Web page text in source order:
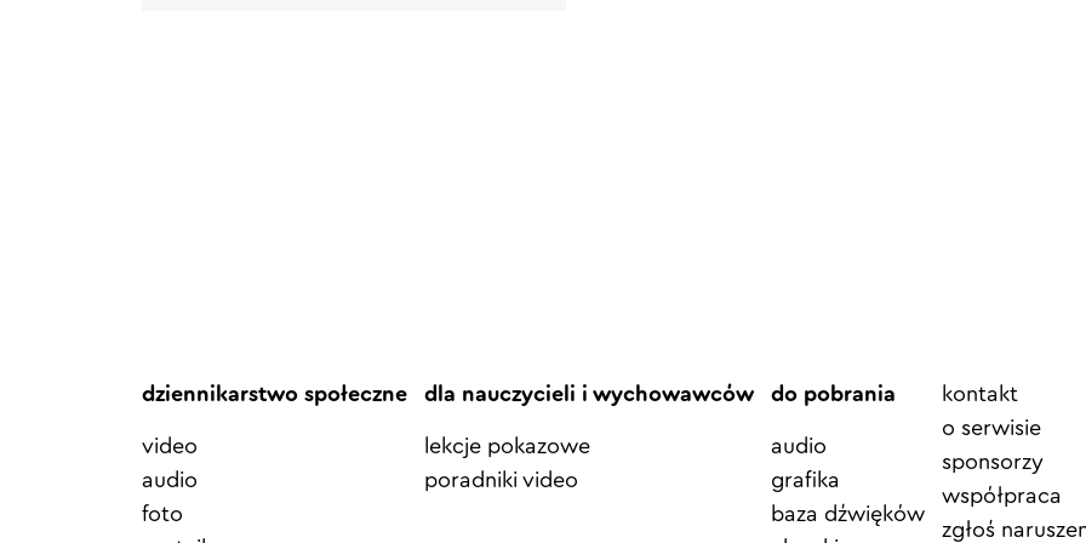
dziennikarstwo społeczne
video
audio
foto
dla nauczycieli i wychowawców
lekcje pokazowe
poradniki video
do pobrania
audio
grafika
baza dźwięków
Element
menu
kontakt
o serwisie
sponsorzy
współpraca
zgłoś